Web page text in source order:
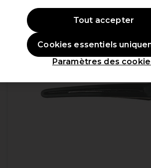
Paramètres des
Cookies essentiels
Tout accepter